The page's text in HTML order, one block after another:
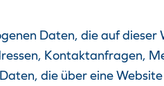
Daten, die auf dieser
Kontaktanfragen,
die über eine